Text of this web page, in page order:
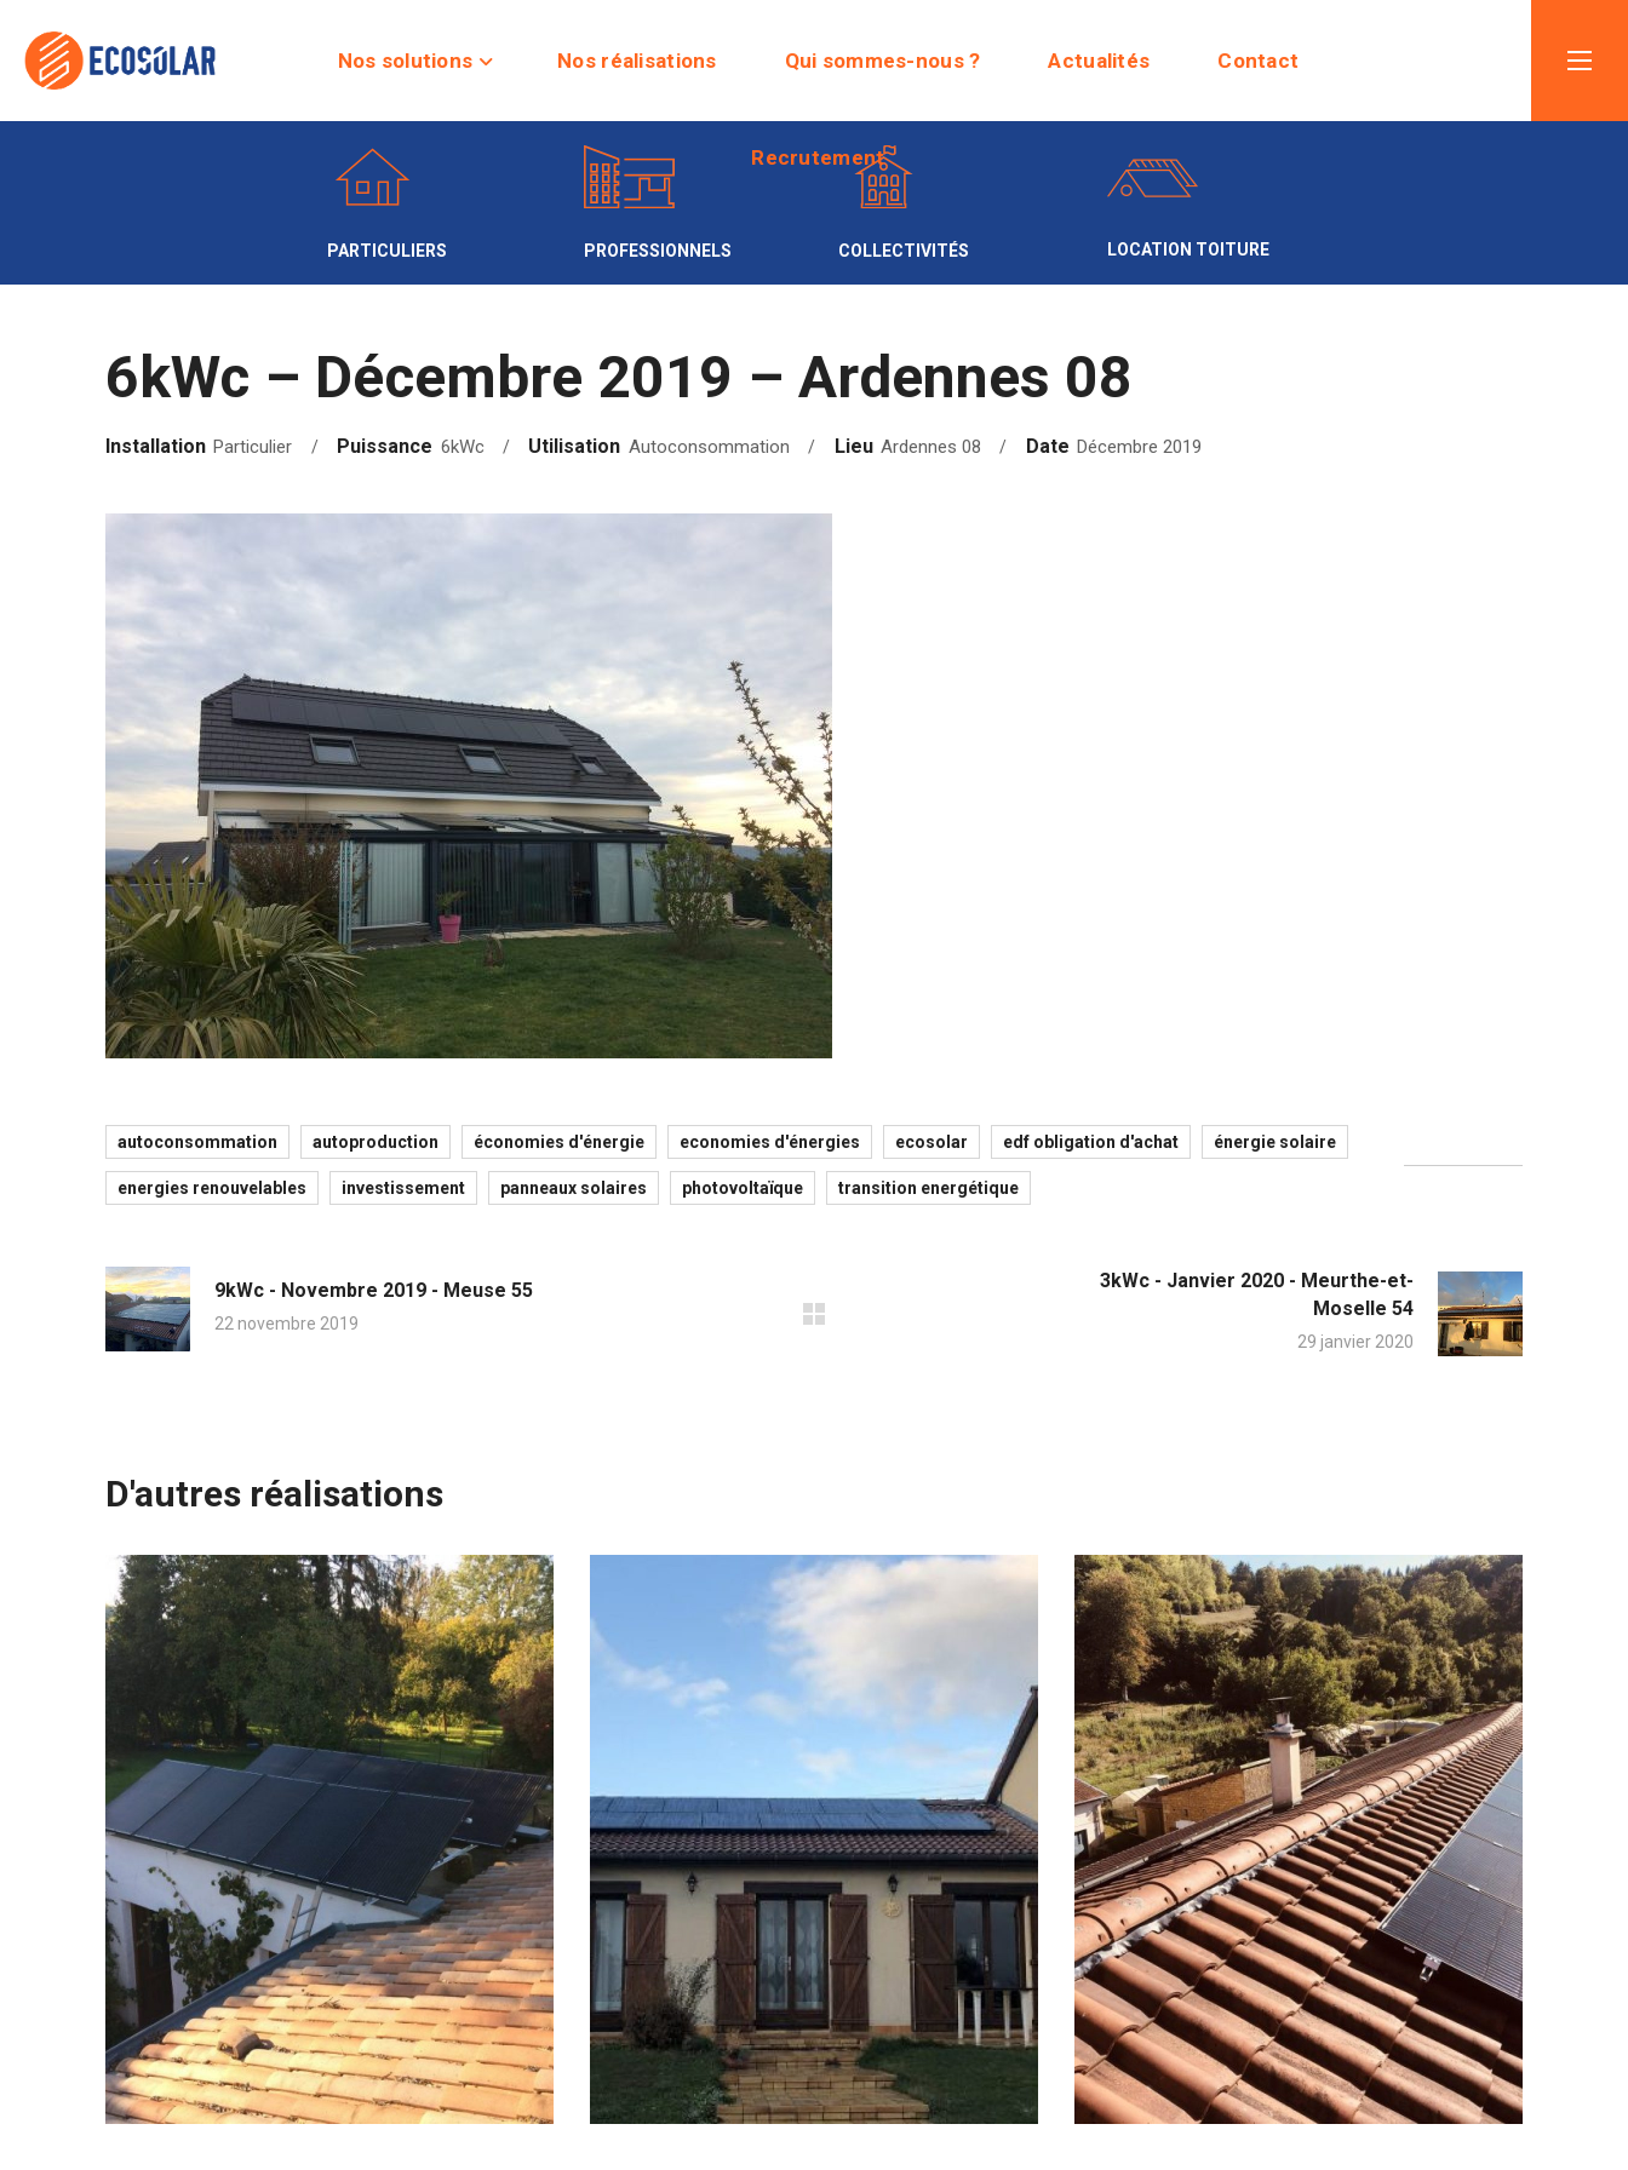
Nos solutions Nos réalisations Qui sommes-nous ? Actualités Contact
Recrutement
PARTICULIERS PROFESSIONNELS COLLECTIVITÉS LOCATION TOITURE
6kWc – Décembre 2019 – Ardennes 08
Installation Particulier Puissance 6kWc Utilisation Autoconsommation Lieu Ardennes 08 Date Décembre 2019
autoconsommation autoproduction économies d'énergie economies d'énergies ecosolar edf obligation d'achat énergie solaire
energies renouvelables investissement panneaux solaires photovoltaïque transition energétique
9kWc - Novembre 2019 - Meuse 55
22 novembre 2019
3kWc - Janvier 2020 - Meurthe-et-
Moselle 54
29 janvier 2020
D'autres réalisations